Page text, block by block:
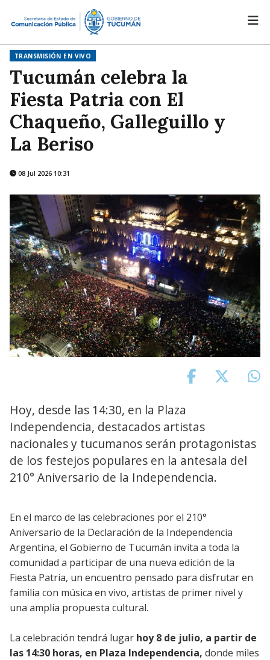
TRANSMISIÓN EN VIVO
Tucumán celebra la
Fiesta Patria con El
Chaqueño, Galleguillo y
La Beriso
08 Jul 2026 10:31
Hoy, desde las 14:30, en la Plaza
Independencia, destacados artistas
nacionales y tucumanos serán protagonistas
de los festejos populares en la antesala del
210° Aniversario de la Independencia.
En el marco de las celebraciones por el 210°
Aniversario de la Declaración de la Independencia
Argentina, el Gobierno de Tucumán invita a toda la
comunidad a participar de una nueva edición de la
Fiesta Patria, un encuentro pensado para disfrutar en
familia con música en vivo, artistas de primer nivel y
una amplia propuesta cultural.
La celebración tendrá lugar hoy 8 de julio, a partir de
las 14:30 horas, en Plaza Independencia, donde miles